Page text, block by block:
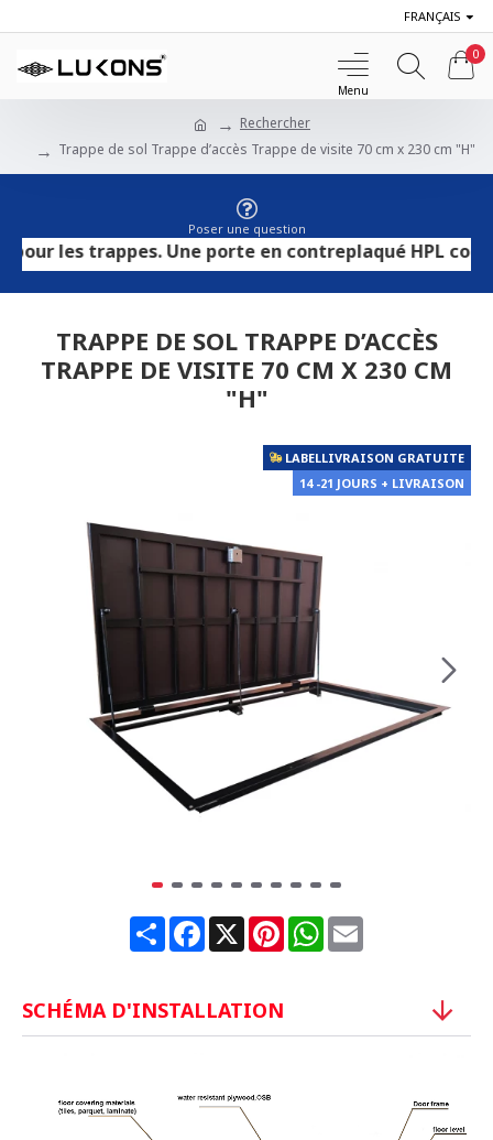
FRANÇAIS
0
Rechercher
Trappe de sol Trappe d’accès Trappe de visite 70 cm x 230 cm "H"
Poser une question
trappes. Une porte en contreplaqué HPL
TRAPPE DE SOL TRAPPE D’ACCÈS
TRAPPE DE VISITE 70 CM X 230 CM
"H"
LABELLIVRAISON GRATUITE
14 -21 JOURS + LIVRAISON
ShareFacebook
X PinterestWhatsApp
Email
SCHÉMA D'INSTALLATION